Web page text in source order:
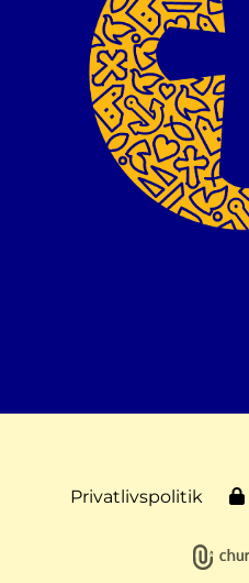
Privatlivspolitik